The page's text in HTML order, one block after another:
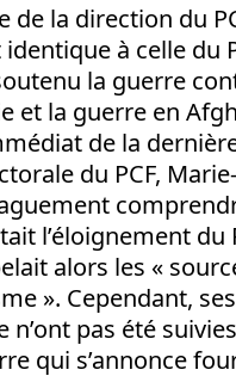
de la direction du
à celle du
la guerre
et la guerre en
de la
du PCF,
l’éloignement du
alors les «
». Cependant,
n’ont pas été
qui s’annonce